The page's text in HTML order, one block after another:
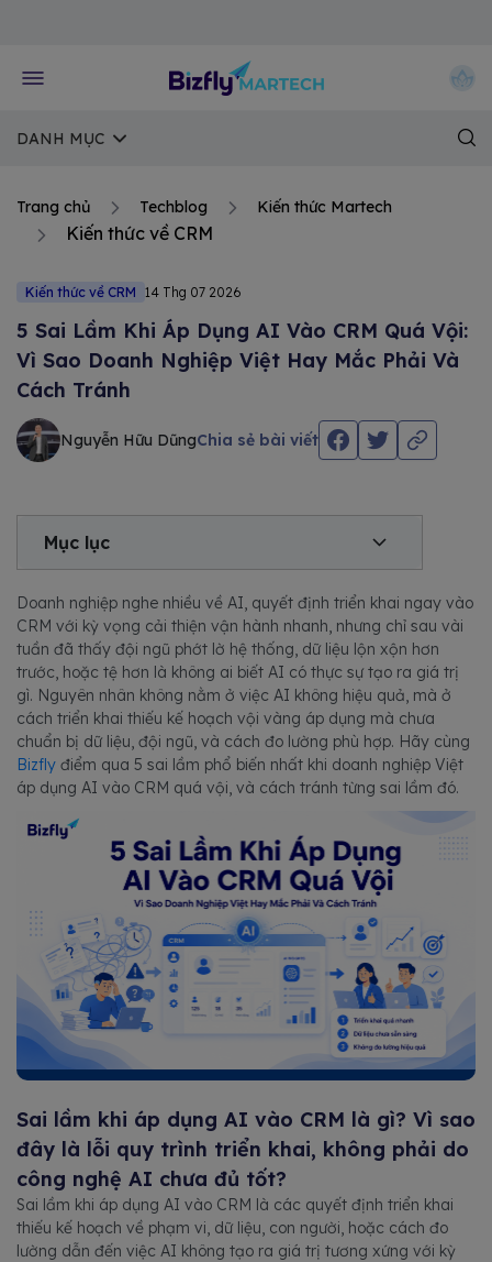
DANH MỤC
Trang chủ Techblog Kiến thức Martech
Kiến thức về CRM
Kiến thức về CRM 14 Thg 07 2026
5 Sai Lầm Khi Áp Dụng AI Vào CRM Quá Vội:
Vì Sao Doanh Nghiệp Việt Hay Mắc Phải Và
Cách Tránh
Nguyễn Hữu DũngChia sẻ bài viết
Mục lục
Doanh nghiệp nghe nhiều về AI, quyết định triển khai ngay vào
CRM với kỳ vọng cải thiện vận hành nhanh, nhưng chỉ sau vài
tuần đã thấy đội ngũ phớt lờ hệ thống, dữ liệu lộn xộn hơn
trước, hoặc tệ hơn là không ai biết AI có thực sự tạo ra giá trị
gì. Nguyên nhân không nằm ở việc AI không hiệu quả, mà ở
cách triển khai thiếu kế hoạch vội vàng áp dụng mà chưa
chuẩn bị dữ liệu, đội ngũ, và cách đo lường phù hợp. Hãy cùng
Bizfly điểm qua 5 sai lầm phổ biến nhất khi doanh nghiệp Việt
áp dụng AI vào CRM quá vội, và cách tránh từng sai lầm đó.
Sai lầm khi áp dụng AI vào CRM là gì? Vì sao
đây là lỗi quy trình triển khai, không phải do
công nghệ AI chưa đủ tốt?
Sai lầm khi áp dụng AI vào CRM là các quyết định triển khai
thiếu kế hoạch về phạm vi, dữ liệu, con người, hoặc cách đo
lường dẫn đến việc AI không tạo ra giá trị tương xứng với kỳ